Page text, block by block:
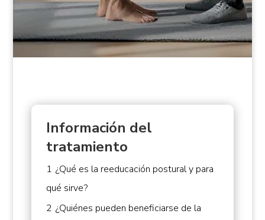
Información del
tratamiento
1 ¿Qué es la reeducación postural y para
qué sirve?
2 ¿Quiénes pueden beneficiarse de la